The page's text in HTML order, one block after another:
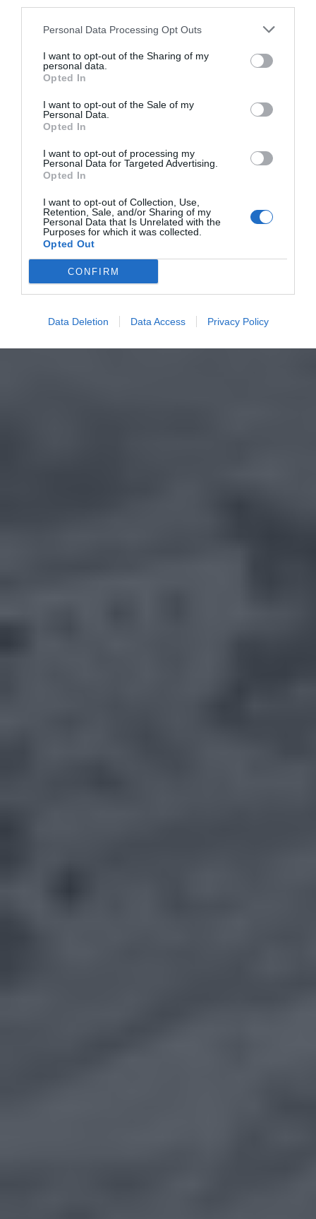
Personal Data Processing Opt Outs
I want to opt-out of the Sharing of my
personal data.
Opted In
I want to opt-out of the Sale of my
Personal Data.
Opted In
I want to opt-out of processing my
Personal Data for Targeted Advertising.
Opted In
I want to opt-out of Collection, Use,
Retention, Sale, and/or Sharing of my
Personal Data that Is Unrelated with the
Purposes for which it was collected.
Opted Out
CONFIRM
Data Deletion Data Access Privacy Policy